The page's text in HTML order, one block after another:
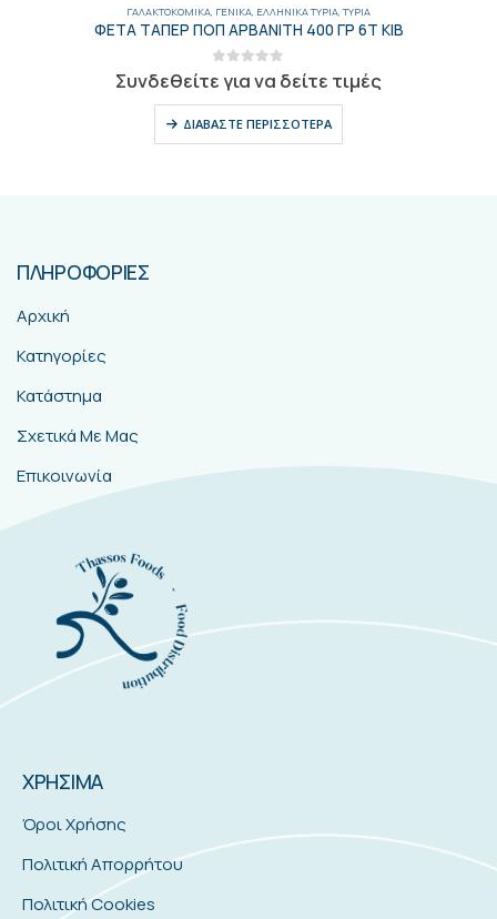
ΓΑΛΑΚΤΟΚΟΜΙΚΆ, ΓΕΝΙΚΑ, ΕΛΛΗΝΙΚΆ ΤΥΡΙΆ,ΤΥΡΙΆ
ΦΕΤΑ ΤΑΠΕΡ ΠΟΠ ΑΡΒΑΝΙΤΗ 400 ΓΡ 6Τ ΚΙΒ
out of 5
Συνδεθείτε για να δείτε τιμές
ΔΙΑΒΆΣΤΕ ΠΕΡΙΣΣΌΤΕΡΑ
ΠΛΗΡΟΦΟΡΙΕΣ
Αρχική
Κατηγορίες
Κατάστημα
Σχετικά Με Μας
Επικοινωνία
ΧΡΗΣΙΜΑ
Όροι Χρήσης
Πολιτική Απορρήτου
Πολιτική Cookies